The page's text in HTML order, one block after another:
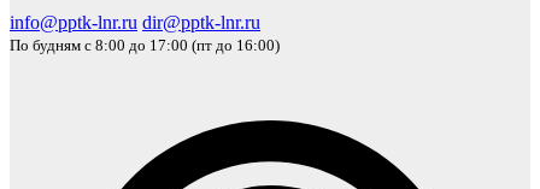
info@pptk-lnr.ru dir@pptk-lnr.ru
По будням с 8:00 до 17:00 (пт до 16:00)